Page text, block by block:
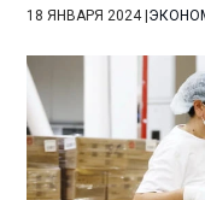
18 ЯНВАРЯ 2024|